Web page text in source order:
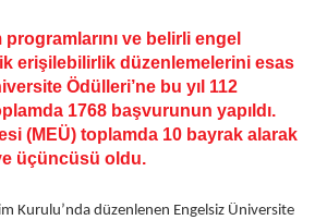
ve belirli engel
erişilebilirlik düzenlemelerini esas
Ödülleri’ne bu yıl 112
1768 başvurunun yapıldı.
(MEÜ) toplamda 10 bayrak alarak
üçüncüsü oldu.
Kurulu’nda düzenlenen Engelsiz Üniversite